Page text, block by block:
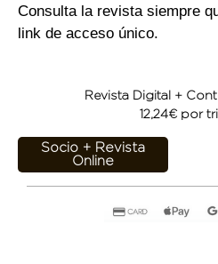
Consulta la revista siempre
link de acceso único.
Revista Digital +
12,24€ por
Socio + Revista
Online